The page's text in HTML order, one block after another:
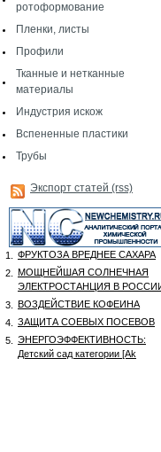
ротоформование
Пленки, листы
Профили
Тканные и нетканные
материалы
Индустрия искож
Вспененные пластики
Трубы
Экспорт статей (rss)
1.
ФРУКТОЗА ВРЕДНЕЕ САХАРА
2.
МОЩНЕЙШАЯ СОЛНЕЧНАЯ
ЭЛЕКТРОСТАНЦИЯ В
3.
ВОЗДЕЙСТВИЕ КОФЕИНА
4.
ЗАЩИТА СОЕВЫХ ПОСЕВОВ
5.
ЭНЕРГОЭФФЕКТИВНОСТЬ:
Детский сад категории [Аk